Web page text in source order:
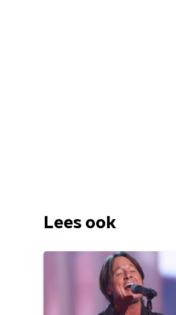
Lees ook